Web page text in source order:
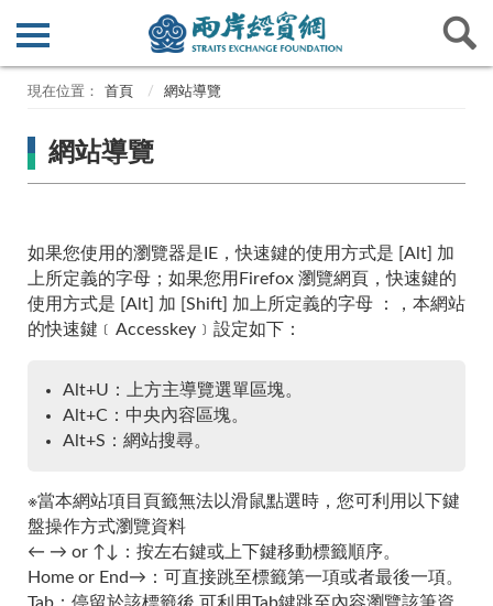
首頁 網站導覽
網站導覽
如果您使用的瀏覽器是IE，快速鍵的使用方式是 [Alt] 加
上所定義的字母；如果您用Firefox 瀏覽網頁，快速鍵的
使用方式是 [Alt] 加 [Shift] 加上所定義的字母 ：，本網站
的快速鍵﹝Accesskey﹞設定如下：
Alt+U：上方主導覽選單區塊。
Alt+C：中央內容區塊。
Alt+S：網站搜尋。
※當本網站項目頁籤無法以滑鼠點選時，您可利用以下鍵
盤操作方式瀏覽資料
← → or ↑↓：按左右鍵或上下鍵移動標籤順序。
Home or End→：可直接跳至標籤第一項或者最後一項。
Tab：停留於該標籤後,可利用Tab鍵跳至內容瀏覽該筆資